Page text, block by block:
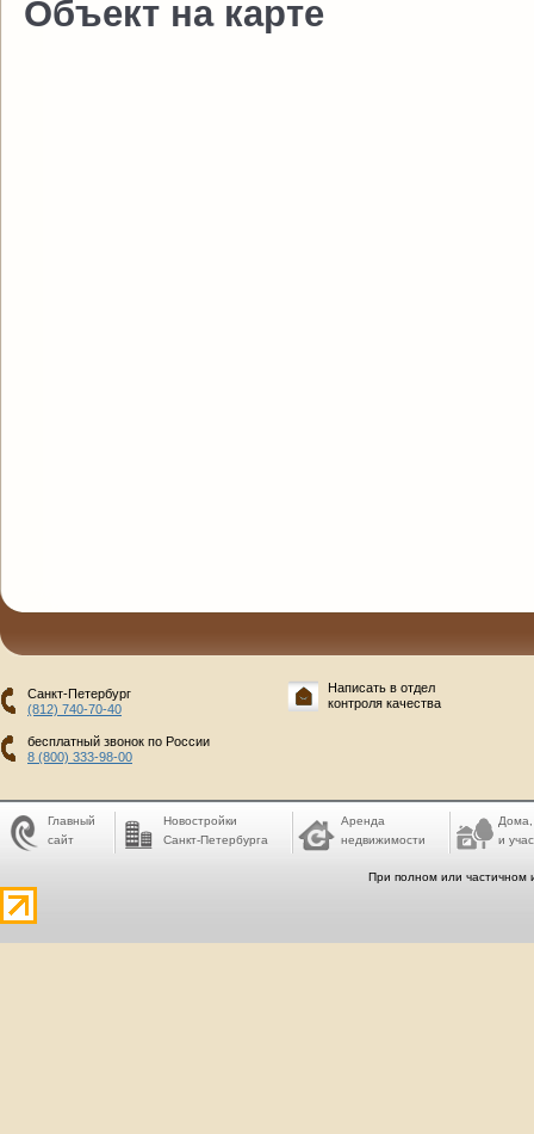
Объект на карте
Санкт-Петербург
(812) 740-70-40
бесплатный звонок по России
8 (800) 333-98-00
Написать в отдел
контроля качества
Главный
сайт
Новостройки
Санкт-Петербурга
Аренда
недвижимости
Дома,
и
При полном или частичном